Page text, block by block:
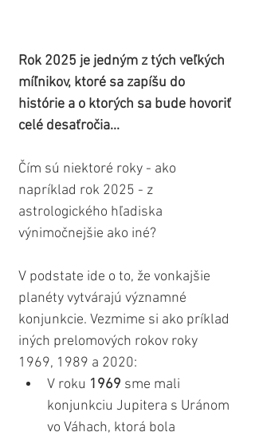
Rok 2025 je jedným z tých veľkých
míľnikov, ktoré sa zapíšu do
histórie a o ktorých sa bude hovoriť
celé desaťročia...
Čím sú niektoré roky - ako
napríklad rok 2025 - z
astrologického hľadiska
výnimočnejšie ako iné?
V podstate ide o to, že vonkajšie
planéty vytvárajú významné
konjunkcie. Vezmime si ako príklad
iných prelomových rokov roky
1969, 1989 a 2020:
V roku 1969 sme mali
konjunkciu Jupitera s Uránom
vo Váhach, ktorá bola